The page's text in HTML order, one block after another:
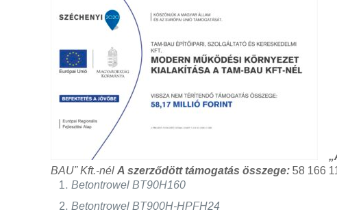
BAU” Kft.-nél A szerződött támogatás összege: 58 166
Betontrowel BT90H160
Betontrowel BT900H-HPFH24